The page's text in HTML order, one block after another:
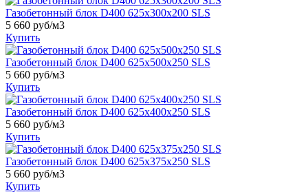
Газобетонный блок D400 625х300х200 SLS
5 660 руб/м3
Купить
Газобетонный блок D400 625х500х250 SLS
5 660 руб/м3
Купить
Газобетонный блок D400 625х400х250 SLS
5 660 руб/м3
Купить
Газобетонный блок D400 625х375х250 SLS
5 660 руб/м3
Купить